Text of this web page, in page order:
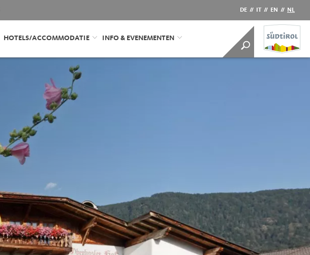
DE // IT // EN // NL
HOTELS/ACCOMMODATIE INFO & EVENEMENTEN